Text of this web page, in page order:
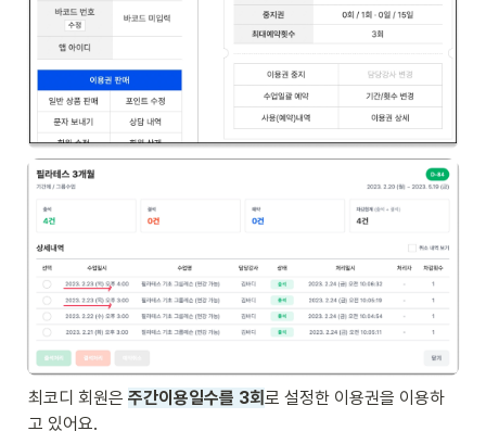
최코디 회원은 주간이용일수를 3회 로 설정한 이용권을 이용하
고 있어요.